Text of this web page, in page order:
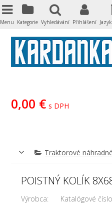
0,00 € s DPH
Traktorové
POISTNÝ KOLÍK
Výrobca: Katalógové
Menu Kategorie Vyhledávání Přihlášení